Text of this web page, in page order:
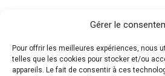
Gérer le
Pour offrir les meilleures expériences, nous
telles que les cookies pour stocker et/ou
appareils. Le fait de consentir à ces